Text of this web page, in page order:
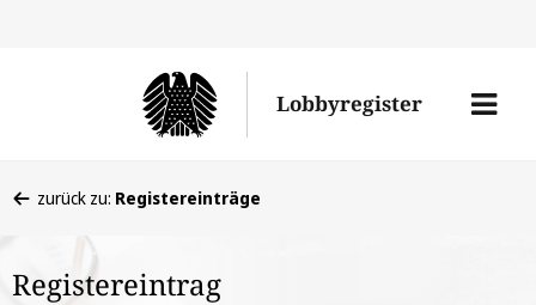
Lobbyregister
Menü
befinden
hier:
zurück zu: Registereinträge
Registereintrag